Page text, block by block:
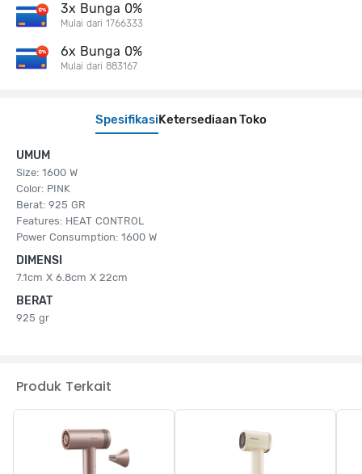
SpesifikasiKetersediaan Toko
UMUM
Size: 1600 W
Color: PINK
Berat: 925 GR
Features: HEAT CONTROL
Power Consumption: 1600 W
DIMENSI
7.1cm X 6.8cm X 22cm
BERAT
925 gr
3x Bunga 0%
Mulai dari 1766333
6x Bunga 0%
Mulai dari 883167
Produk Terkait